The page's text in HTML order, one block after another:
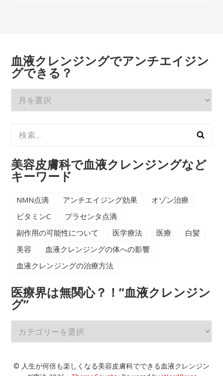
血液クレンジングでアンチエイジン
グできる？
ジ
ン
グ
で
ア
チ
エ
イ
ン
グ
る？
索:
美容皮膚科で血液クレンジングなど
キーワード
NMN点滴 アンチエイジング効果
オゾン治療
ビタミンC
プラセンタ点滴
副作用の可能性について
医学療法 医療
白髪
美容
血液クレンジングの体への影響
血液クレンジングの治療方法
医療界は無関心？！”血液クレンジン
グ”
は
© 人生が何倍も楽しくなる美容皮膚科でできる血液クレンジン